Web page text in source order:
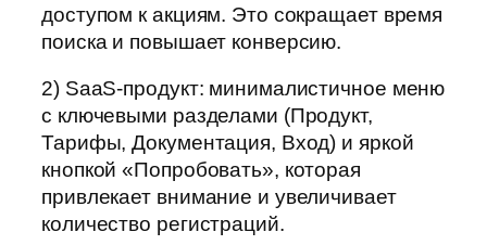
доступом к акциям. Это сокращает время
поиска и повышает конверсию.
2) SaaS-продукт: минималистичное меню
с ключевыми разделами (Продукт,
Тарифы, Документация, Вход) и яркой
кнопкой «Попробовать», которая
привлекает внимание и увеличивает
количество регистраций.